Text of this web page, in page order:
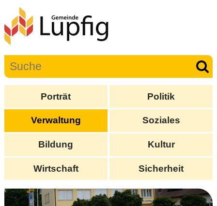
Porträt Politik
Verwaltung Soziales
Bildung Kultur
Wirtschaft Sicherheit